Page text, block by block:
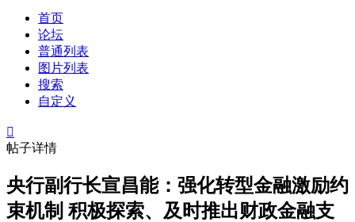
首页
论坛
普通列表
图片列表
搜索
自定义

帖子详情
央行副行长宣昌能：强化转型金融激励约
束机制 积极探索、及时推出财政金融支